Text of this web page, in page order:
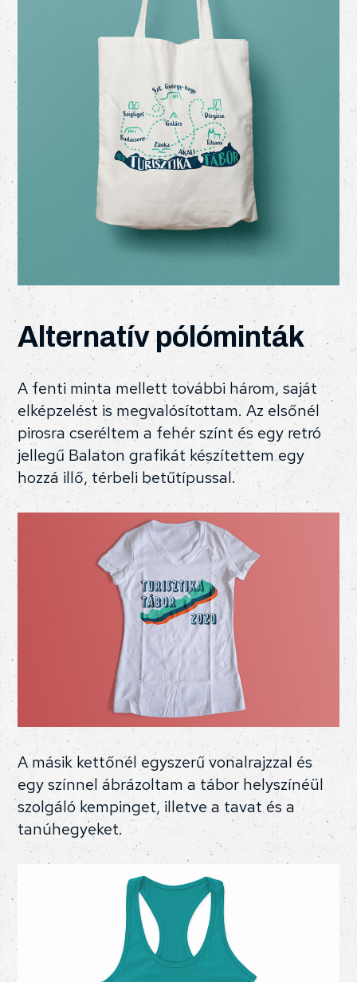
Alternatív pólóminták
A fenti minta mellett további három, saját
elképzelést is megvalósítottam. Az elsőnél
pirosra cseréltem a fehér színt és egy retró
jellegű Balaton grafikát készítettem egy
hozzá illő, térbeli betűtípussal.
A másik kettőnél egyszerű vonalrajzzal és
egy színnel ábrázoltam a tábor helyszínéül
szolgáló kempinget, illetve a tavat és a
tanúhegyeket.